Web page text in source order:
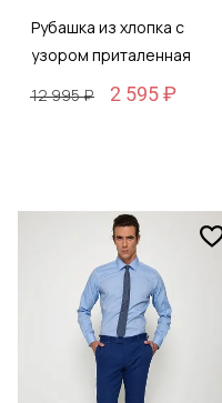
Рубашка из хлопка с
узором приталенная
12 995 ₽
2 595 ₽